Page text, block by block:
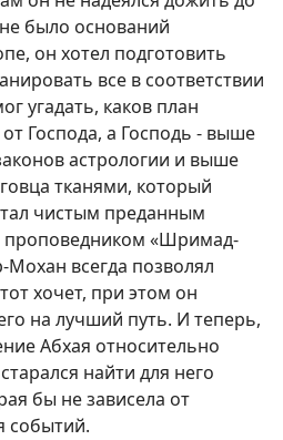
не было оснований
он хотел подготовить
все в соответствии
угадать, каков план
Господа, а Господь - выше
астрологии и выше
тканями, который
чистым преданным
«Шримад-
Мохан всегда позволял
хочет, при этом он
на лучший путь. И теперь,
Абхая относительно
найти для него
бы не зависела от
событий.